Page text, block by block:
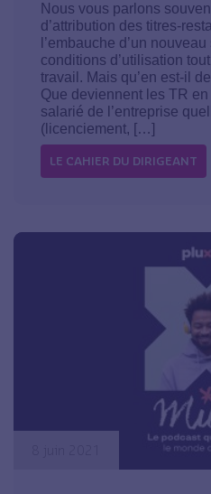
Nous vous parlons
d’attribution des titres-
l’embauche d’un
conditions d’utilisation
travail. Mais qu’en est-il
Que deviennent les TR
salarié de l’entreprise
(licenciement, […]
LE CAHIER DU DIRIGEANT